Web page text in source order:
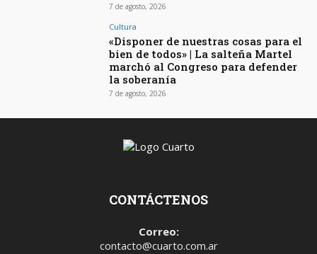
7 de agosto, 2026
Cultura
«Disponer de nuestras cosas para el
bien de todos» | La salteña Martel
marchó al Congreso para defender
la soberanía
7 de agosto, 2026
CONTÁCTENOS
Correo:
contacto@cuarto.com.ar